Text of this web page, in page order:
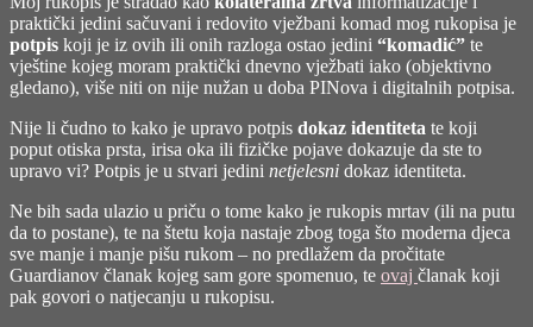
praktički jedini sačuvani i redovito vježbani komad mog rukopisa je
potpis koji je iz ovih ili onih razloga ostao jedini “komadić” te
vještine kojeg moram praktički dnevno vježbati iako (objektivno
gledano), više niti on nije nužan u doba PINova i digitalnih potpisa.
Nije li čudno to kako je upravo potpis dokaz identiteta te koji
poput otiska prsta, irisa oka ili fizičke pojave dokazuje da ste to
upravo vi? Potpis je u stvari jedini netjelesni dokaz identiteta.
Ne bih sada ulazio u priču o tome kako je rukopis mrtav (ili na putu
da to postane), te na štetu koja nastaje zbog toga što moderna djeca
sve manje i manje pišu rukom – no predlažem da pročitate
Guardianov članak kojeg sam gore spomenuo, te ovaj članak koji
pak govori o natjecanju u rukopisu.